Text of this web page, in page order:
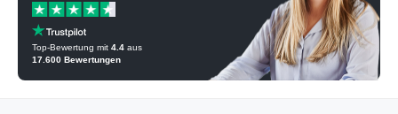
Top-Bewertung mit 4.4 aus
17.600 Bewertungen